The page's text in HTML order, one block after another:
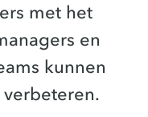
met het
en
kunnen
verbeteren.